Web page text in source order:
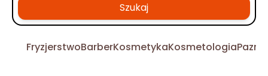
Szukaj
FryzjerstwoBarberKosmetykaKosmetologia